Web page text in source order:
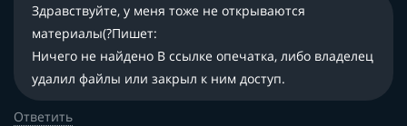
Здравствуйте, у меня тоже не открываются
материалы(?Пишет:
Ничего не найдено В ссылке опечатка, либо владелец
удалил файлы или закрыл к ним доступ.
Ответить